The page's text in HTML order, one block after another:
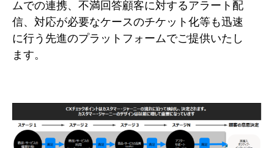
ムでの連携、不満回答顧客に対するアラート配
信、対応が必要なケースのチケット化等も迅速
に行う先進のプラットフォームでご提供いたし
ます。